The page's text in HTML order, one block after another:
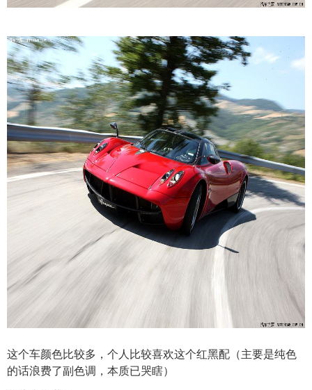
这个车颜色比较多，个人比较喜欢这个红黑配（主要是纯色
的话浪费了副色调，本质已哭瞎）